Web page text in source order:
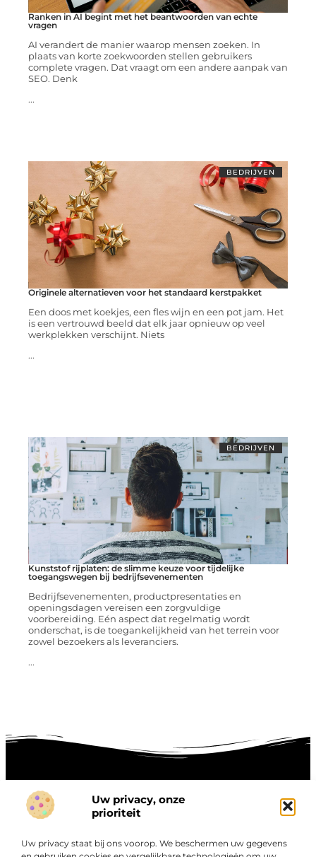
Uw privacy, onze
prioriteit
Uw privacy staat bij ons voorop. We beschermen uw gegevens
Ranken in AI begint met het beantwoorden van echte
vragen
AI verandert de manier waarop mensen zoeken. In
plaats van korte zoekwoorden stellen gebruikers
complete vragen. Dat vraagt om een andere aanpak van
SEO. Denk
...
BEDRIJVEN
Originele alternatieven voor het standaard kerstpakket
Een doos met koekjes, een fles wijn en een pot jam. Het
is een vertrouwd beeld dat elk jaar opnieuw op veel
werkplekken verschijnt. Niets
...
BEDRIJVEN
Kunststof rijplaten: de slimme keuze voor tijdelijke
toegangswegen bij bedrijfsevenementen
Bedrijfsevenementen, productpresentaties en
openingsdagen vereisen een zorgvuldige
voorbereiding. Eén aspect dat regelmatig wordt
onderschat, is de toegankelijkheid van het terrein voor
zowel bezoekers als leveranciers.
...
Over
Onze informatie